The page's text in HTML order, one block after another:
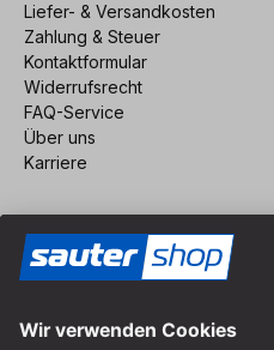
Liefer- & Versandkosten
Zahlung & Steuer
Kontaktformular
Widerrufsrecht
FAQ-Service
Über uns
Karriere